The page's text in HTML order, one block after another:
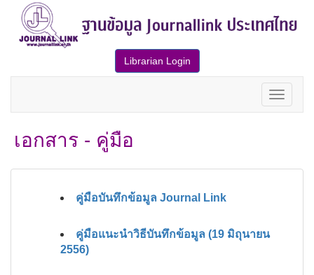
Librarian Login
เอกสาร - คู่มือ
คู่มือบันทึกข้อมูล Journal Link
คู่มือแนะนำวิธีบันทึกข้อมูล (19 มิถุนายน
2556)